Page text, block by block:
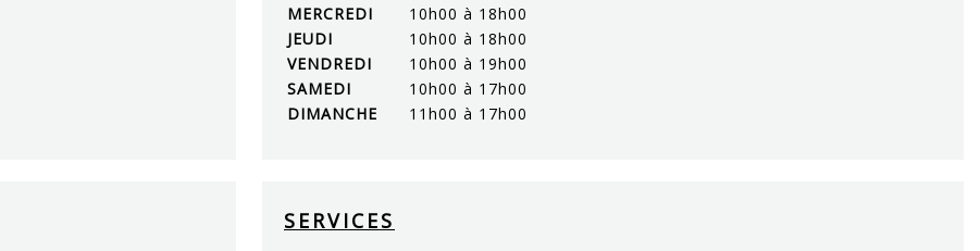
MERCREDI
10h00 à 18h00
JEUDI
10h00 à 18h00
VENDREDI
10h00 à 19h00
SAMEDI
10h00 à 17h00
DIMANCHE
11h00 à 17h00
SERVICES